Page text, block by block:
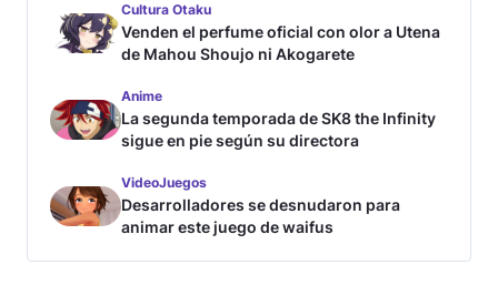
Cultura Otaku
Venden el perfume oficial con olor a Utena
de Mahou Shoujo ni Akogarete
Anime
La segunda temporada de SK8 the Infinity
sigue en pie según su directora
VideoJuegos
Desarrolladores se desnudaron para
animar este juego de waifus